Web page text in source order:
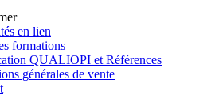
en lien
formations
QUALIOPI et Références
générales de vente